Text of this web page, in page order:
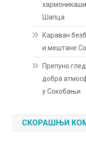
Шапца
Караван
и мештане
Препуно
добра
у Сокобањи
СКОРАШЊИ